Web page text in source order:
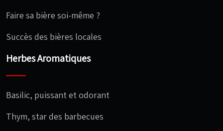
Faire sa bière soi-même ?
Succès des bières locales
Herbes Aromatiques
Basilic, puissant et odorant
Thym, star des barbecues